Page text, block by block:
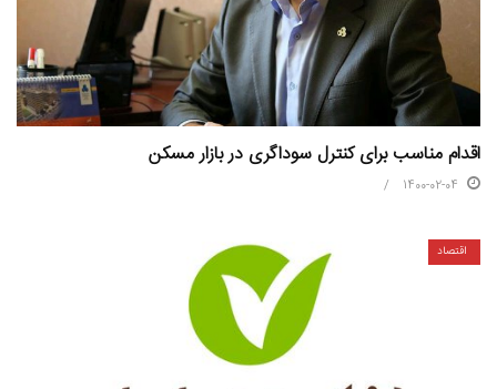
اقدام مناسب برای کنترل سوداگری در بازار مسکن
1400-02-04
اقتصاد